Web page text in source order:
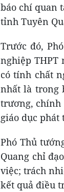
báo chí quan
tỉnh Tuyên
Trước đó,
nghiệp THPT
có tính chất
nhất là trong
trương, chính
giáo dục phát
Phó Thủ
Quang chỉ
việc; trách
kết quả điều